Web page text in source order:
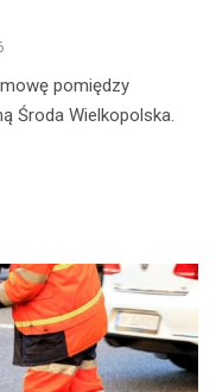
pomiędzy
Środa Wielkopolska.